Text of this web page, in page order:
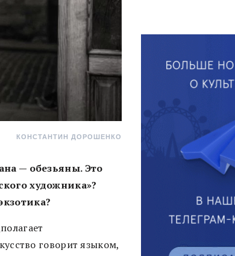
КОНСТАНТИН ДОРОШЕНКО
— обезьяны. Это
художника»?
говорит языком,